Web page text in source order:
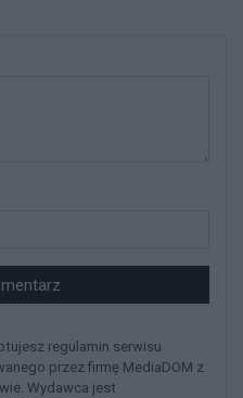
regulamin serwisu
przez firmę MediaDOM z
Wydawca jest